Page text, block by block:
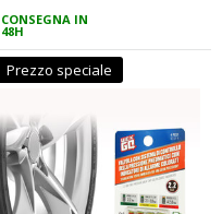
CONSEGNA IN
48H
Prezzo speciale